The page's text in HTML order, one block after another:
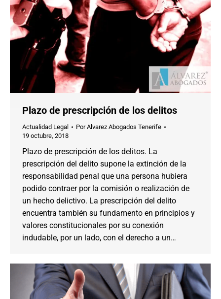
Plazo de prescripción de los delitos
Actualidad Legal PorAlvarez Abogados Tenerife
19 octubre, 2018
Plazo de prescripción de los delitos. La
prescripción del delito supone la extinción de la
responsabilidad penal que una persona hubiera
podido contraer por la comisión o realización de
un hecho delictivo. La prescripción del delito
encuentra también su fundamento en principios y
valores constitucionales por su conexión
indudable, por un lado, con el derecho a un…